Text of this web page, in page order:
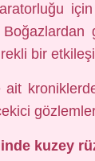
bir
kuzey